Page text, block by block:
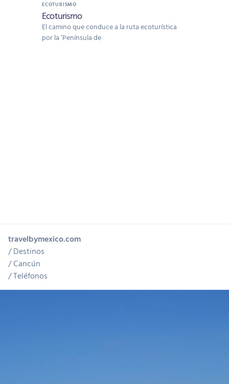
ECOTURISMO
Ecoturismo
El camino que conduce a la ruta ecoturística
por la 'Península de
travelbymexico.com
Destinos
Cancún
Teléfonos